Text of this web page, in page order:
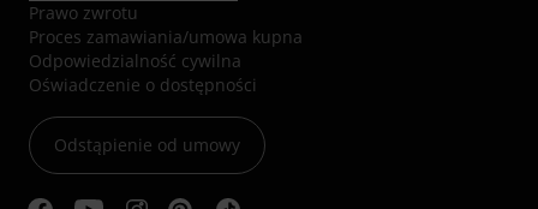
Prawo zwrotu
Proces zamawiania/umowa kupna
Odpowiedzialność cywilna
Oświadczenie o dostępności
Odstąpienie od umowy